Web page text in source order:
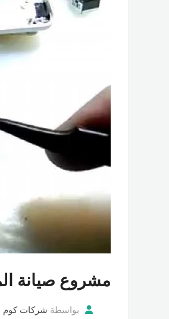
مشروع صيانة
بواسطة شركات كوم